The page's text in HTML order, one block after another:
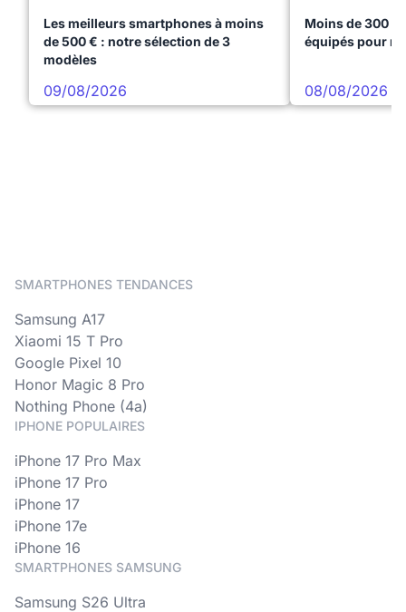
Les meilleurs smartphones à moins
de 500 € : notre sélection de 3
modèles
09/08/2026
Moins de 300 €
équipés pour
08/08/2026
SMARTPHONES TENDANCES
Samsung A17
Xiaomi 15 T Pro
Google Pixel 10
Honor Magic 8 Pro
Nothing Phone (4a)
IPHONE POPULAIRES
iPhone 17 Pro Max
iPhone 17 Pro
iPhone 17
iPhone 17e
iPhone 16
SMARTPHONES SAMSUNG
Samsung S26 Ultra